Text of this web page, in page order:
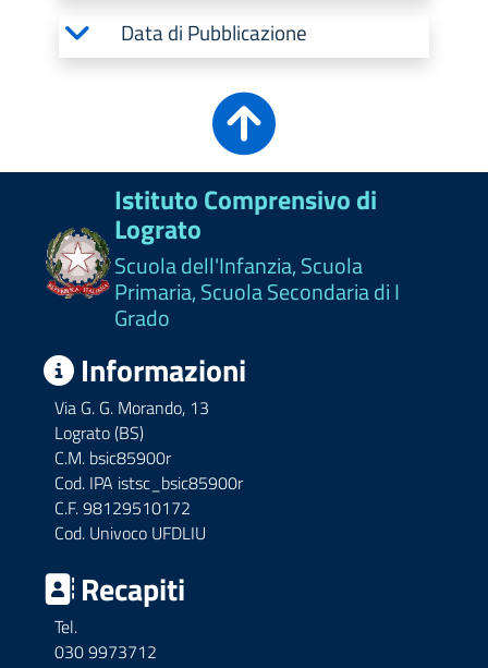
Data di Pubblicazione
Istituto Comprensivo di
Lograto
Scuola dell'Infanzia, Scuola
Primaria, Scuola Secondaria di I
Grado
Informazioni
Via G. G. Morando, 13
Lograto (BS)
C.M. bsic85900r
Cod. IPA istsc_bsic85900r
C.F. 98129510172
Cod. Univoco UFDLIU
Recapiti
Tel.
030 9973712